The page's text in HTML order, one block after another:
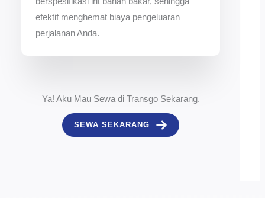
efektif menghemat biaya pengeluaran
perjalanan Anda.
Ya! Aku Mau Sewa di Transgo Sekarang.
SEWA SEKARANG